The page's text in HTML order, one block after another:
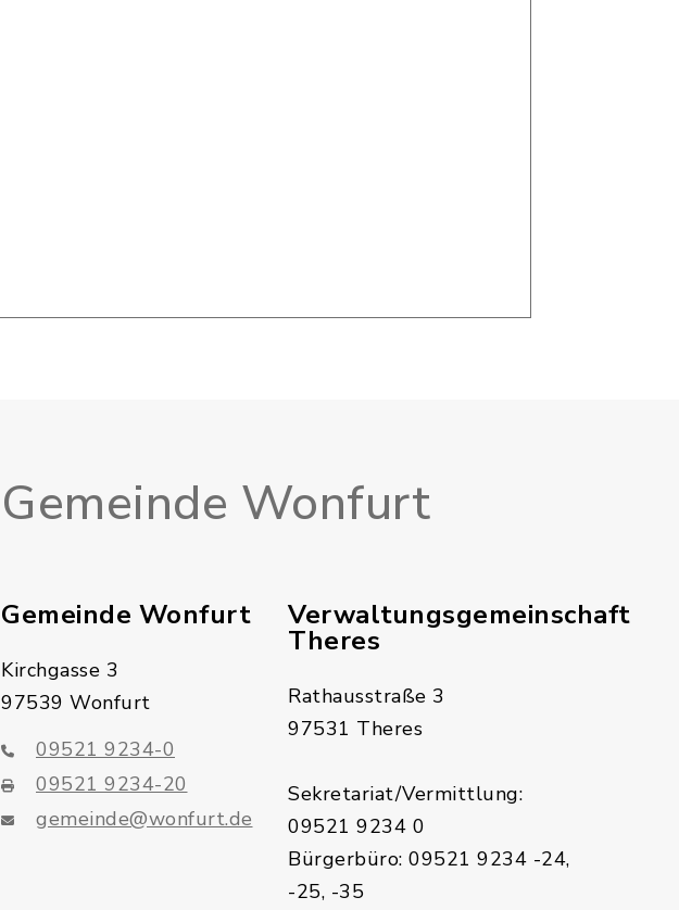
Gemeinde Wonfurt
Gemeinde Wonfurt
Kirchgasse 3
97539 Wonfurt
09521 9234-0
09521 9234-20
gemeinde@wonfurt.de
Verwaltungsgemeinschaft
Theres
Rathausstraße 3
97531 Theres
Sekretariat/Vermittlung:
09521 9234 0
Bürgerbüro: 09521 9234 -24,
-25, -35